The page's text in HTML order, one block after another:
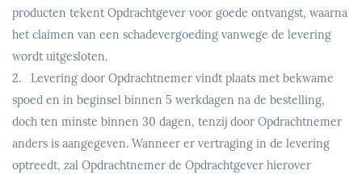
producten tekent Opdrachtgever voor goede ontvangst, waarna
het claimen van een schadevergoeding vanwege de levering
wordt uitgesloten.
2. Levering door Opdrachtnemer vindt plaats met bekwame
spoed en in beginsel binnen 5 werkdagen na de bestelling,
doch ten minste binnen 30 dagen, tenzij door Opdrachtnemer
anders is aangegeven. Wanneer er vertraging in de levering
optreedt, zal Opdrachtnemer de Opdrachtgever hierover